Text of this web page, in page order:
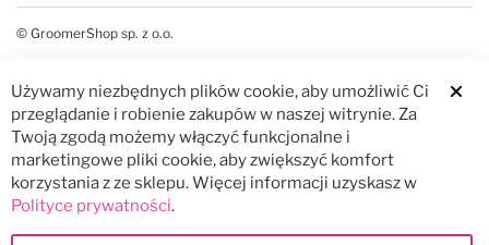
© GroomerShop sp. z o.o.
Używamy niezbędnych plików cookie, aby umożliwić Ci
przeglądanie i robienie zakupów w naszej witrynie. Za
Twoją zgodą możemy włączyć funkcjonalne i
marketingowe pliki cookie, aby zwiększyć komfort
korzystania z ze sklepu. Więcej informacji uzyskasz w
Polityce prywatności.